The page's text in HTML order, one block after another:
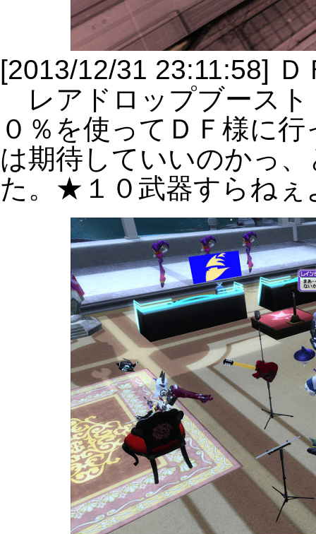
[2013/12/31 23:11:58] Ｄ
レアドロップブースト
０％を使ってＤＦ様に
は期待していいのかっ
た。★１０武器すらねぇ